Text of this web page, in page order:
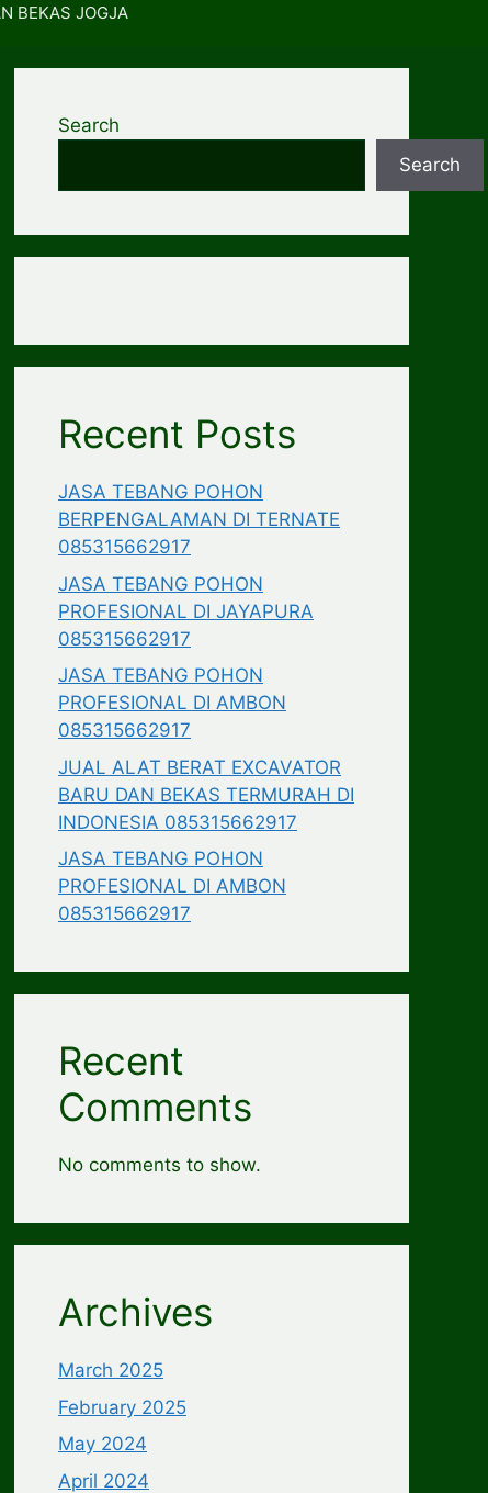
BEKAS JOGJA
Search
Search
Recent Posts
JASA TEBANG POHON
BERPENGALAMAN DI TERNATE
085315662917
JASA TEBANG POHON
PROFESIONAL DI JAYAPURA
085315662917
JASA TEBANG POHON
PROFESIONAL DI AMBON
085315662917
JUAL ALAT BERAT EXCAVATOR
BARU DAN BEKAS TERMURAH DI
INDONESIA 085315662917
JASA TEBANG POHON
PROFESIONAL DI AMBON
085315662917
Recent
Comments
No comments to show.
Archives
March 2025
February 2025
May 2024
April 2024